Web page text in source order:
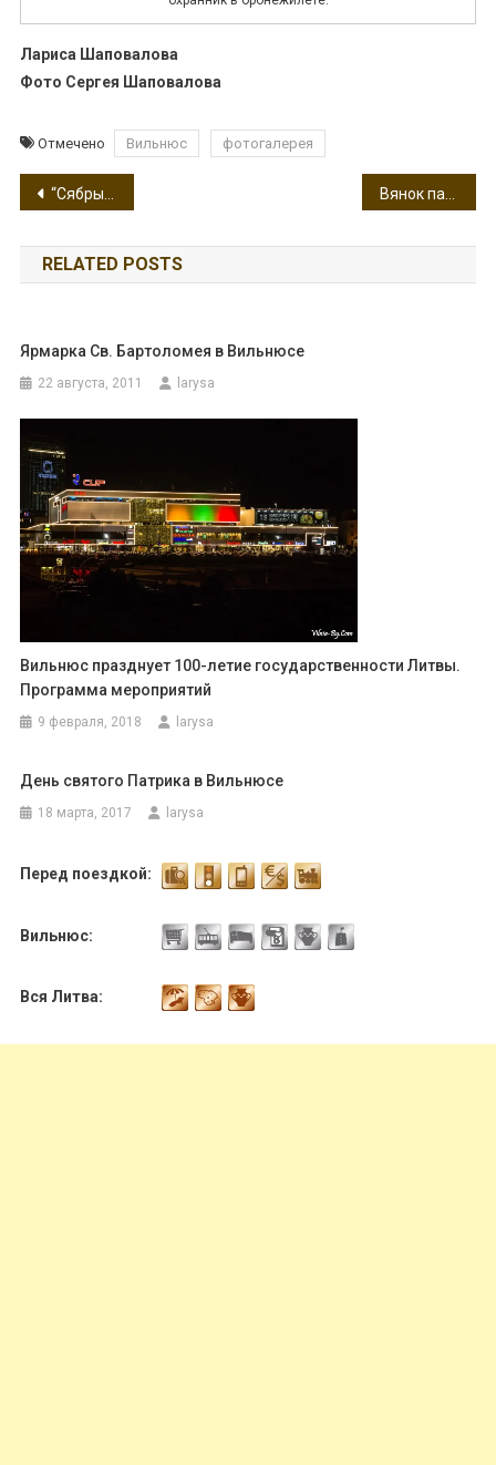
Лариса Шаповалова
Фото Сергея Шаповалова
Отмечено Вильнюс фотогалерея
Навигация
по
записям
“Сябрына”: Купальле-2013
RELATED POSTS
Ярмарка Св. Бартоломея в Вильнюсе
22 августа, 2011 larysa
Вильнюс празднует 100-летие государственности Литвы.
Программа мероприятий
9 февраля, 2018 larysa
День святого Патрика в Вильнюсе
18 марта, 2017 larysa
Перед поездкой:
Вильнюс:
Вся Литва: